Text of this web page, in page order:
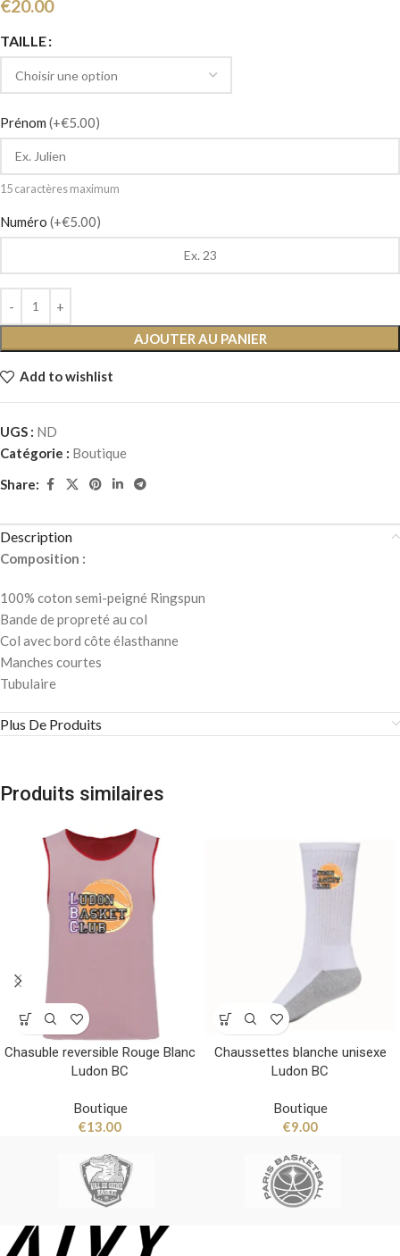
€20.00
TAILLE
Prénom (+€5.00)
15 caractères maximum
Numéro (+€5.00)
AJOUTER AU PANIER
Add to wishlist
UGS : ND
Catégorie : Boutique
Share:
Description
Composition :
100% coton semi-peigné Ringspun
Bande de propreté au col
Col avec bord côte élasthanne
Manches courtes
Tubulaire
Plus De Produits
Produits similaires
Chasuble reversible Rouge Blanc
Ludon BC
Boutique
€13.00
Chaussettes blanche unisexe
Ludon BC
Boutique
€9.00